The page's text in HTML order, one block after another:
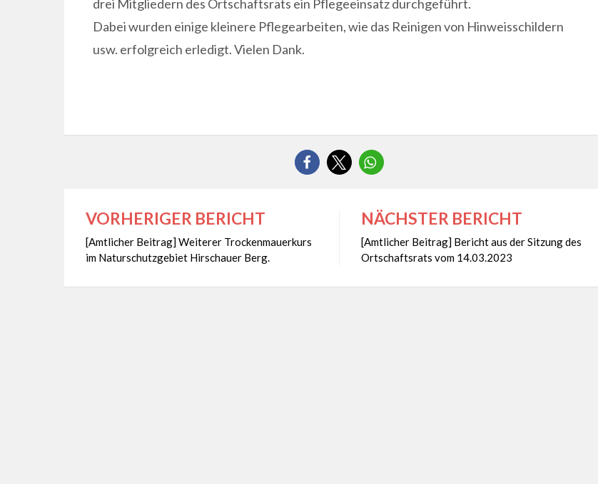
drei Mitgliedern des Ortschaftsrats ein Pflegeeinsatz durchgeführt.
Dabei wurden einige kleinere Pflegearbeiten, wie das Reinigen von Hinweisschildern
usw. erfolgreich erledigt. Vielen Dank.
Beitragsnavigation
VORHERIGER BERICHT
[Amtlicher Beitrag] Weiterer Trockenmauerkurs
im Naturschutzgebiet Hirschauer Berg.
NÄCHSTER BERICHT
[Amtlicher Beitrag] Bericht aus der Sitzung des
Ortschaftsrats vom 14.03.2023